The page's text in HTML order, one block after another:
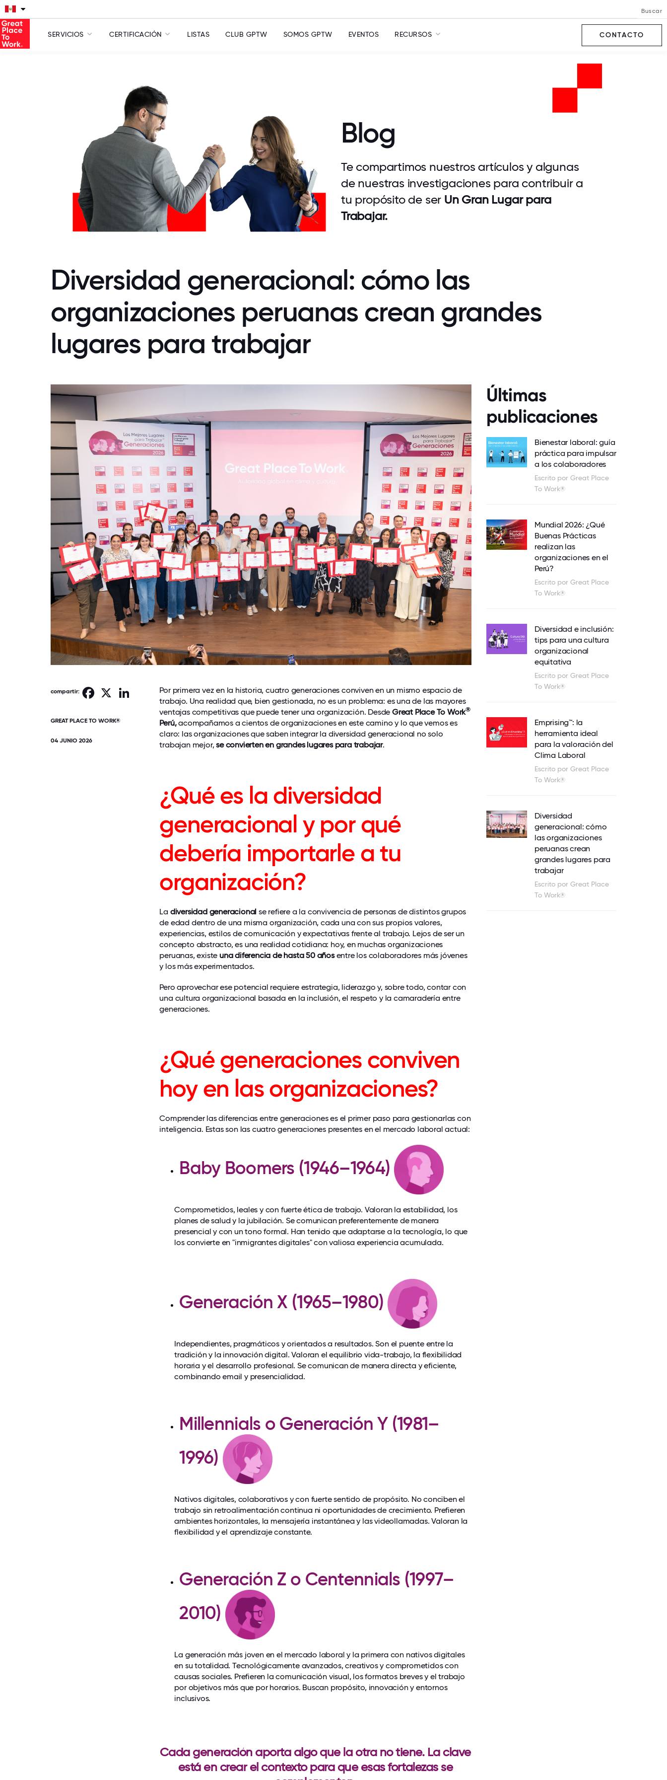
Buscar
SERVICIOS CERTIFICACIÓN LISTAS CLUB GPTW SOMOS GPTW EVENTOS RECURSOS CONTACTO
Blog
Te compartimos nuestros artículos y algunas
de nuestras investigaciones para contribuir a
tu propósito de ser Un Gran Lugar para
Trabajar.
Diversidad generacional: cómo las
organizaciones peruanas crean grandes
lugares para trabajar
compartir: Facebook
GREAT PLACE TO WORK®
04 JUNIO 2026
Por primera vez en la historia, cuatro generaciones conviven en un mismo espacio de
trabajo. Una realidad que, bien gestionada, no es un problema: es una de las mayores
ventajas competitivas que puede tener una organización. Desde Great Place To Work®
Perú,acompañamos a cientos de organizaciones en este camino y lo que vemos es
claro: las organizaciones que saben integrar la diversidad generacional no solo
trabajan mejor,se convierten en grandes lugares para trabajar.
¿Qué es la diversidad
generacional y por qué
debería importarle a tu
organización?
La diversidad generacional se refiere a la convivencia de personas de distintos grupos
de edad dentro de una misma organización, cada una con sus propios valores,
experiencias, estilos de comunicación y expectativas frente al trabajo. Lejos de ser un
concepto abstracto, es una realidad cotidiana: hoy, en muchas organizaciones
peruanas, existe una diferencia de hasta 50 añosentre los colaboradores más jóvenes
y los más experimentados.
Pero aprovechar ese potencial requiere estrategia, liderazgo y, sobre todo, contar con
una cultura organizacional basada en la inclusión, el respeto y la camaradería entre
generaciones.
¿Qué generaciones conviven
hoy en las organizaciones?
Comprender las diferencias entre generaciones es el primer paso para gestionarlas con
inteligencia. Estas son las cuatro generaciones presentes en el mercado laboral actual:
Baby Boomers (1946–1964)
Comprometidos, leales y con fuerte ética de trabajo. Valoran la estabilidad, los
planes de salud y la jubilación. Se comunican preferentemente de manera
presencial y con un tono formal. Han tenido que adaptarse a la tecnología, lo que
los convierte en "inmigrantes digitales" con valiosa experiencia acumulada.
Generación X (1965–1980)
Independientes, pragmáticos y orientados a resultados. Son el puente entre la
tradición y la innovación digital. Valoran el equilibrio vida-trabajo, la flexibilidad
horaria y el desarrollo profesional. Se comunican de manera directa y eficiente,
combinando email y presencialidad.
Millennials o Generación Y (1981–
1996)
Nativos digitales, colaborativos y con fuerte sentido de propósito. No conciben el
trabajo sin retroalimentación continua ni oportunidades de crecimiento. Prefieren
ambientes horizontales, la mensajería instantánea y las videollamadas. Valoran la
flexibilidad y el aprendizaje constante.
Generación Z o Centennials (1997–
2010)
La generación más joven en el mercado laboral y la primera con nativos digitales
en su totalidad. Tecnológicamente avanzados, creativos y comprometidos con
causas sociales. Prefieren la comunicación visual, los formatos breves y el trabajo
por objetivos más que por horarios. Buscan propósito, innovación y entornos
inclusivos.
Cada generación aporta algo que la otra no tiene. La clave
está en crear el contexto para que esas fortalezas se
Últimas
publicaciones
Bienestar laboral: guía
práctica para impulsar
a los colaboradores
Escrito por Great Place
To Work®
Mundial 2026: ¿Qué
Buenas Prácticas
realizan las
organizaciones en el
Perú?
Escrito por Great Place
To Work®
Diversidad e inclusión:
tips para una cultura
organizacional
equitativa
Escrito por Great Place
To Work®
Emprising™: la
herramienta ideal
para la valoración del
Clima Laboral
Escrito por Great Place
To Work®
Diversidad
generacional: cómo
las organizaciones
peruanas crean
grandes lugares para
trabajar
Escrito por Great Place
To Work®